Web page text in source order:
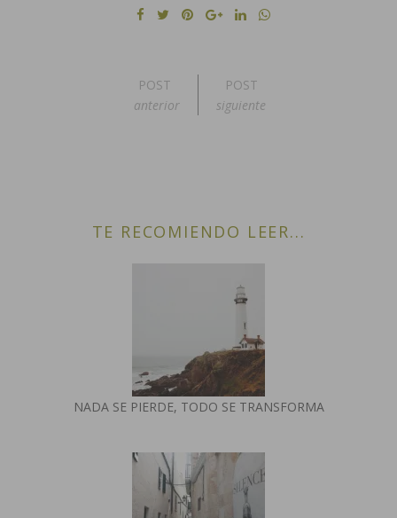
POST
anterior
POST
siguiente
TE RECOMIENDO LEER...
NADA SE PIERDE, TODO SE TRANSFORMA